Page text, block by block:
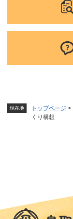
現在地 トップページ >
くり構想